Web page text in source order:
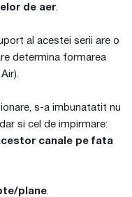
de aer.
al acestei serii are o
determina formarea
s-a imbunatatit nu
si cel de impirmare:
canale pe fata
plane.